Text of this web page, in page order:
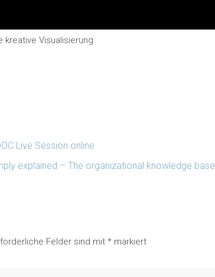
kreative Visualisierung.
Live Session online
explained – The organizational knowledge base
Felder sind mit * markiert